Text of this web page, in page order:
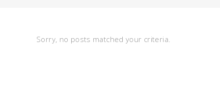
Sorry, no posts matched your criteria.